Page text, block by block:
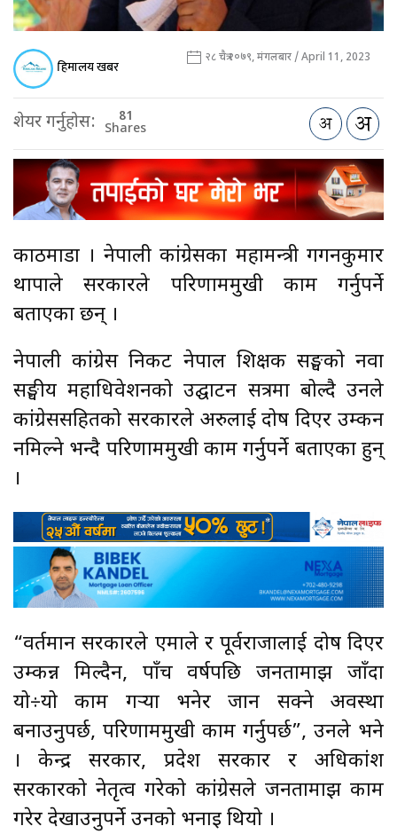
हिमालय खबर २८ चैत्र २०७९, मंगलबार / April 11, 2023
शेयर गर्नुहोस: 81
Shares
काठमाडौँ । नेपाली कांग्रेसका महामन्त्री गगनकुमार
थापाले सरकारले परिणाममुखी काम गर्नुपर्ने
बताएका छन् ।
नेपाली कांग्रेस निकट नेपाल शिक्षक सङ्घको नवौँ
सङ्घीय महाधिवेशनको उद्घाटन सत्रमा बोल्दै उनले
कांग्रेससहितको सरकारले अरुलाई दोष दिएर उम्कन
नमिल्ने भन्दै परिणाममुखी काम गर्नुपर्ने बताएका हुन्
।
“वर्तमान सरकारले एमाले र पूर्वराजालाई दोष दिएर
उम्कन्न मिल्दैन, पाँच वर्षपछि जनतामाझ जाँदा
यो÷यो काम गर्‍यौँ भनेर जान सक्ने अवस्था
बनाउनुपर्छ, परिणाममुखी काम गर्नुपर्छ”, उनले भने
। केन्द्र सरकार, प्रदेश सरकार र अधिकांश
सरकारको नेतृत्व गरेको कांग्रेसले जनतामाझ काम
गरेर देखाउनुपर्ने उनको भनाइ थियो ।